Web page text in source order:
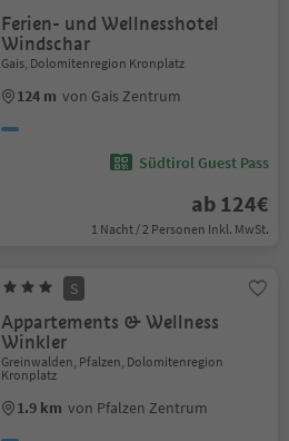
Ferien- und Wellnesshotel
Windschar
Gais, Dolomitenregion Kronplatz
124 m von Gais Zentrum
Südtirol Guest Pass
ab 124€
1 Nacht / 2 Personen Inkl. MwSt.
S
Appartements & Wellness
Winkler
Greinwalden, Pfalzen, Dolomitenregion
Kronplatz
1.9 km von Pfalzen Zentrum